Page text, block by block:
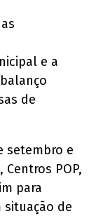
e a
de
setembro e
POP,
para
de